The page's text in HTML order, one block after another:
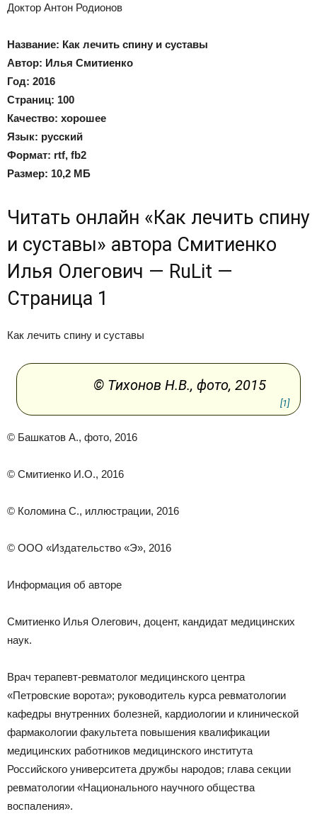
Доктор Антон Родионов
Название: Как лечить спину и суставы
Автор: Илья Смитиенко
Год: 2016
Страниц: 100
Качество: хорошее
Язык: русский
Формат: rtf, fb2
Размер: 10,2 МБ
Читать онлайн «Как лечить спину
и суставы» автора Смитиенко
Илья Олегович — RuLit —
Страница 1
Как лечить спину и суставы
© Тихонов Н.В., фото, 2015
[1]
© Башкатов А., фото, 2016
© Смитиенко И.О., 2016
© Коломина С., иллюстрации, 2016
© ООО «Издательство «Э», 2016
Информация об авторе
Смитиенко Илья Олегович, доцент, кандидат медицинских
наук.
Врач терапевт-ревматолог медицинского центра
«Петровские ворота»; руководитель курса ревматологии
кафедры внутренних болезней, кардиологии и клинической
фармакологии факультета повышения квалификации
медицинских работников медицинского института
Российского университета дружбы народов; глава секции
ревматологии «Национального научного общества
воспаления».